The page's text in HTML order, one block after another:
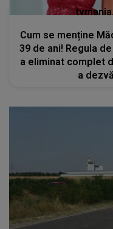
Cum se menține
39 de ani! Regula
a eliminat complet
a